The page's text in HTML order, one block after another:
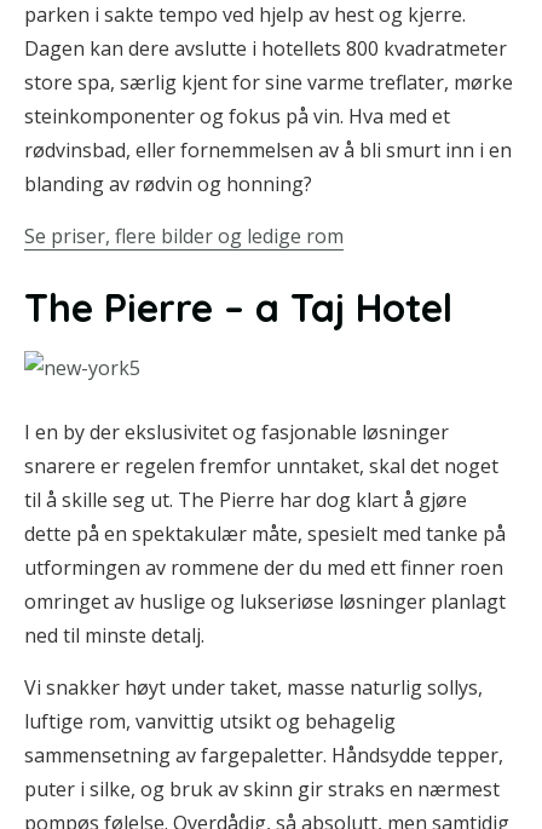
parken i sakte tempo ved hjelp av hest og kjerre.
Dagen kan dere avslutte i hotellets 800 kvadratmeter
store spa, særlig kjent for sine varme treflater, mørke
steinkomponenter og fokus på vin. Hva med et
rødvinsbad, eller fornemmelsen av å bli smurt inn i en
blanding av rødvin og honning?
Se priser, flere bilder og ledige rom
The Pierre – a Taj Hotel
I en by der ekslusivitet og fasjonable løsninger
snarere er regelen fremfor unntaket, skal det noget
til å skille seg ut. The Pierre har dog klart å gjøre
dette på en spektakulær måte, spesielt med tanke på
utformingen av rommene der du med ett finner roen
omringet av huslige og lukseriøse løsninger planlagt
ned til minste detalj.
Vi snakker høyt under taket, masse naturlig sollys,
luftige rom, vanvittig utsikt og behagelig
sammensetning av fargepaletter. Håndsydde tepper,
puter i silke, og bruk av skinn gir straks en nærmest
pompøs følelse. Overdådig, så absolutt, men samtidig